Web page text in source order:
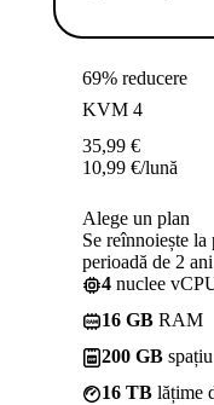
69% reducere
KVM 4
35,99 €
10,99 €/lună
Alege un plan
Se reînnoiește
perioadă de 2
4 nuclee
16 GB RAM
200 GB
16 TB lățime